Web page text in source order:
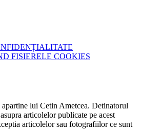
FISIERELE COOKIES
lui Cetin Ametcea. Detinatorul
articolelor publicate pe acest
articolelor sau fotografiilor ce sunt